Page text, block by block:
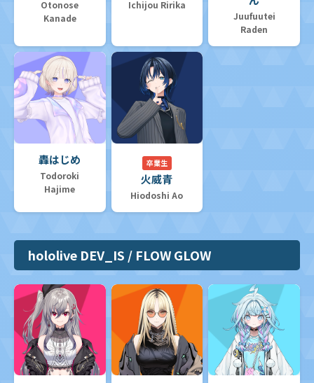
Otonose
Kanade
Ichijou Ririka
Juufuutei
Raden
轟はじめ
Todoroki
Hajime
卒業生
火威青
Hiodoshi Ao
hololive DEV_IS / FLOW GLOW